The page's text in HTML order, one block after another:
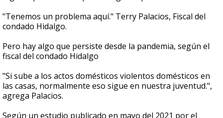
"Tenemos un problema aquí." Terry Palacios, Fiscal del
condado Hidalgo.
Pero hay algo que persiste desde la pandemia, según el
fiscal del condado Hidalgo
"Si sube a los actos domésticos violentos domésticos en
las casas, normalmente eso sigue en nuestra juventud.",
agrega Palacios.
Según un estudio publicado en mayo del 2021 por el